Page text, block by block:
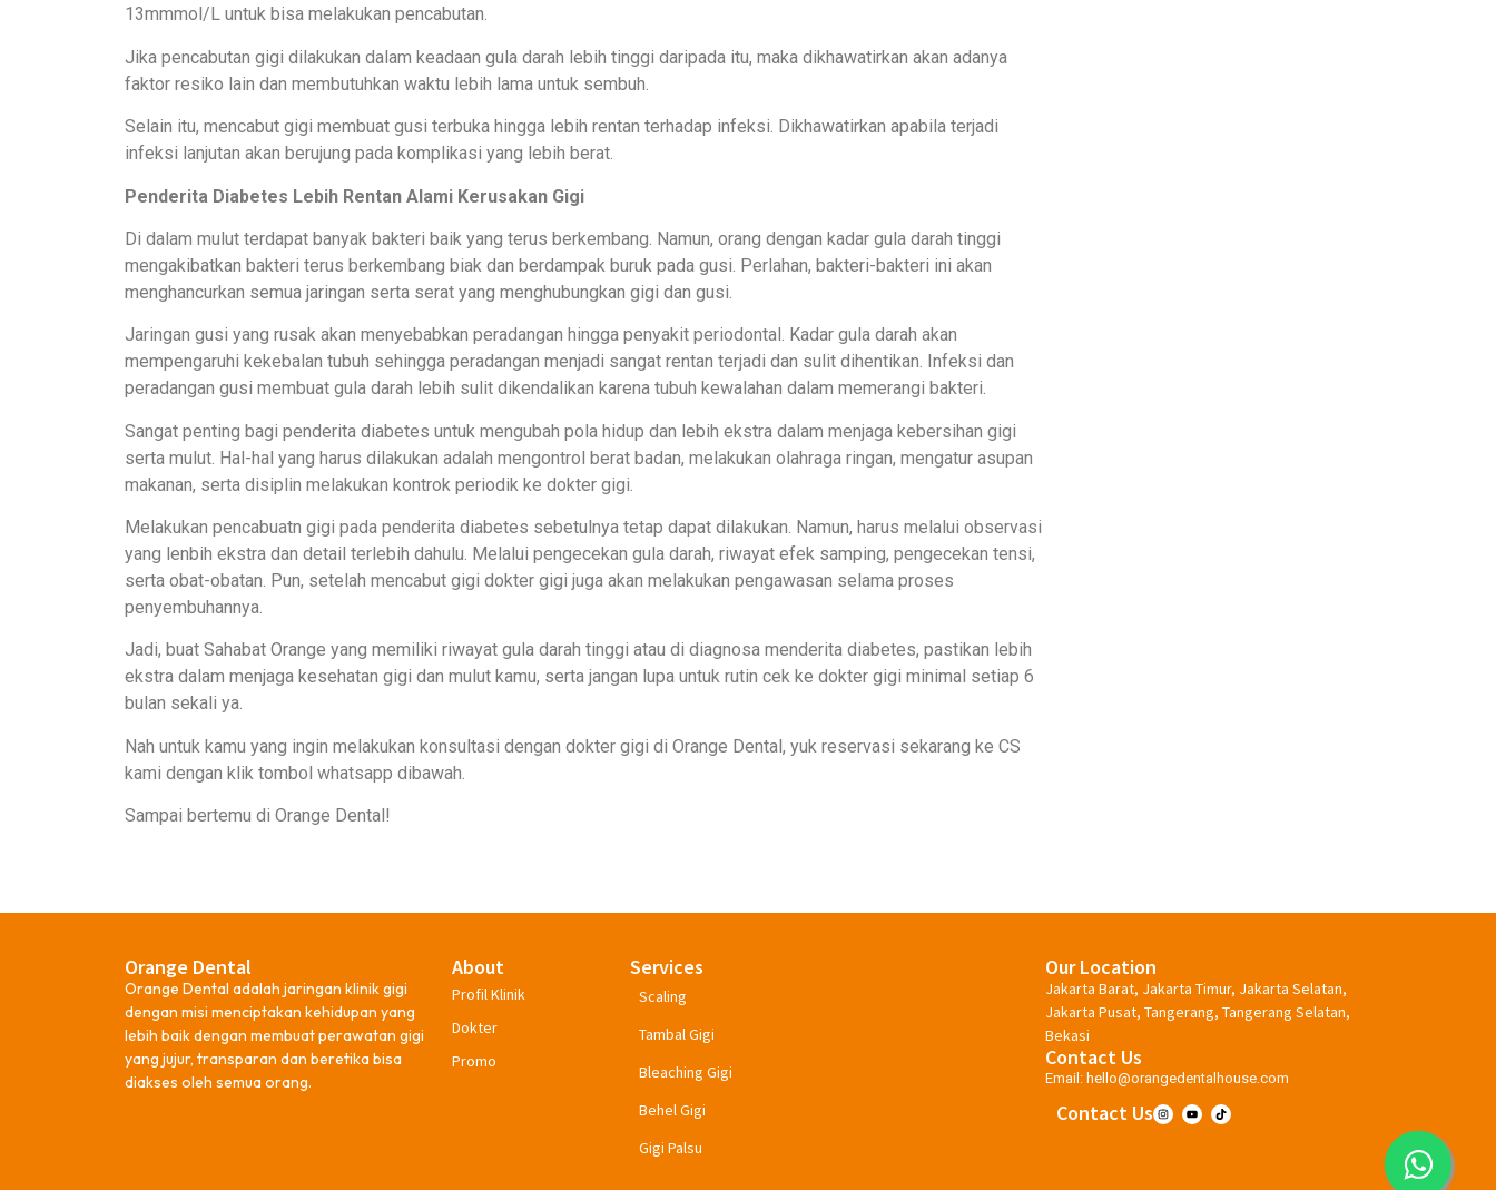
13mmmol/L untuk bisa melakukan pencabutan.
Jika pencabutan gigi dilakukan dalam keadaan gula darah lebih tinggi daripada itu, maka dikhawatirkan akan adanya
faktor resiko lain dan membutuhkan waktu lebih lama untuk sembuh.
Selain itu, mencabut gigi membuat gusi terbuka hingga lebih rentan terhadap infeksi. Dikhawatirkan apabila terjadi
infeksi lanjutan akan berujung pada komplikasi yang lebih berat.
Penderita Diabetes Lebih Rentan Alami Kerusakan Gigi
Di dalam mulut terdapat banyak bakteri baik yang terus berkembang. Namun, orang dengan kadar gula darah tinggi
mengakibatkan bakteri terus berkembang biak dan berdampak buruk pada gusi. Perlahan, bakteri-bakteri ini akan
menghancurkan semua jaringan serta serat yang menghubungkan gigi dan gusi.
Jaringan gusi yang rusak akan menyebabkan peradangan hingga penyakit periodontal. Kadar gula darah akan
mempengaruhi kekebalan tubuh sehingga peradangan menjadi sangat rentan terjadi dan sulit dihentikan. Infeksi dan
peradangan gusi membuat gula darah lebih sulit dikendalikan karena tubuh kewalahan dalam memerangi bakteri.
Sangat penting bagi penderita diabetes untuk mengubah pola hidup dan lebih ekstra dalam menjaga kebersihan gigi
serta mulut. Hal-hal yang harus dilakukan adalah mengontrol berat badan, melakukan olahraga ringan, mengatur asupan
makanan, serta disiplin melakukan kontrok periodik ke dokter gigi.
Melakukan pencabuatn gigi pada penderita diabetes sebetulnya tetap dapat dilakukan. Namun, harus melalui observasi
yang lenbih ekstra dan detail terlebih dahulu. Melalui pengecekan gula darah, riwayat efek samping, pengecekan tensi,
serta obat-obatan. Pun, setelah mencabut gigi dokter gigi juga akan melakukan pengawasan selama proses
penyembuhannya.
Jadi, buat Sahabat Orange yang memiliki riwayat gula darah tinggi atau di diagnosa menderita diabetes, pastikan lebih
ekstra dalam menjaga kesehatan gigi dan mulut kamu, serta jangan lupa untuk rutin cek ke dokter gigi minimal setiap 6
bulan sekali ya.
Nah untuk kamu yang ingin melakukan konsultasi dengan dokter gigi di Orange Dental, yuk reservasi sekarang ke CS
kami dengan klik tombol whatsapp dibawah.
Sampai bertemu di Orange Dental!
Orange Dental
Orange Dental adalah jaringan klinik gigi
dengan misi menciptakan kehidupan yang
lebih baik dengan membuat perawatan gigi
yang jujur, transparan dan beretika bisa
diakses oleh semua orang.
About
Profil Klinik
Dokter
Promo
Services
Scaling
Tambal Gigi
Bleaching Gigi
Behel Gigi
Gigi Palsu
Our Location
Jakarta Barat, Jakarta Timur, Jakarta Selatan,
Jakarta Pusat, Tangerang, Tangerang Selatan,
Bekasi
Contact Us
Email: hello@orangedentalhouse.com
Contact Us